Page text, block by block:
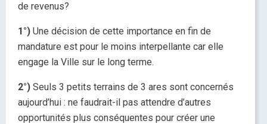
de revenus?
1°) Une décision de cette importance en fin de
mandature est pour le moins interpellante car elle
engage la Ville sur le long terme.
2°) Seuls 3 petits terrains de 3 ares sont concernés
aujourd’hui : ne faudrait-il pas attendre d’autres
opportunités plus conséquentes pour créer une